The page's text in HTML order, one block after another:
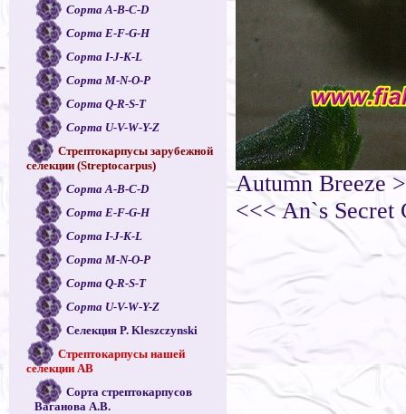
Сорта A-B-C-D
Сорта E-F-G-H
Сорта I-J-K-L
Сорта M-N-O-P
Сорта Q-R-S-T
Сорта U-V-W-Y-Z
Стрептокарпусы зарубежной
селекции (Streptocarpus)
Сорта A-B-C-D
Сорта E-F-G-H
Сорта I-J-K-L
Сорта M-N-O-P
Сорта Q-R-S-T
Сорта U-V-W-Y-Z
Селекция P. Kleszczynski
Стрептокарпусы нашей
селекции АВ
Сорта стрептокарпусов
Ваганова А.В.
Autumn Breeze
<<< An`s Secret